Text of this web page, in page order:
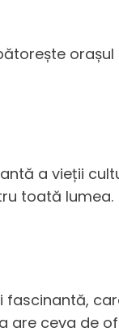
a vieții
toată lumea.
are ceva de